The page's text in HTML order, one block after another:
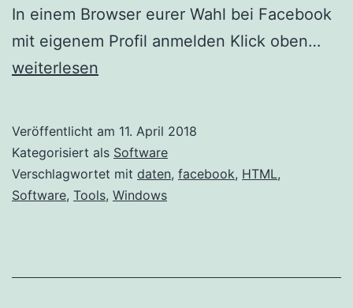
In einem Browser eurer Wahl bei Facebook
mit eigenem Profil anmelden Klick oben…
weiterlesen
Veröffentlicht am 11. April 2018
Kategorisiert als Software
Verschlagwortet mit daten, facebook, HTML,
Software, Tools, Windows